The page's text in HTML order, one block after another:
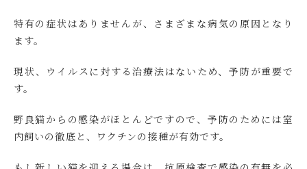
特有の症状はありませんが、さまざまな病気の原因となり
ます。
現状、ウイルスに対する治療法はないため、予防が重要で
す。
野良猫からの感染がほとんどですので、予防のためには室
内飼いの徹底と、ワクチンの接種が有効です。